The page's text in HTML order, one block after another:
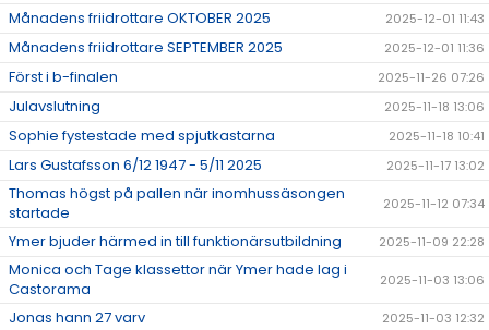
Månadens friidrottare OKTOBER 2025 2025-12-01 11:43
Månadens friidrottare SEPTEMBER 2025 2025-12-01 11:36
Först i b-finalen 2025-11-26 07:26
Julavslutning 2025-11-18 13:06
Sophie fystestade med spjutkastarna 2025-11-18 10:41
Lars Gustafsson 6/12 1947 - 5/11 2025 2025-11-17 13:02
Thomas högst på pallen när inomhussäsongen
startade
2025-11-12 07:34
Ymer bjuder härmed in till funktionärsutbildning 2025-11-09 22:28
Monica och Tage klassettor när Ymer hade lag i
Castorama
2025-11-03 13:06
Jonas hann 27 varv 2025-11-03 12:32